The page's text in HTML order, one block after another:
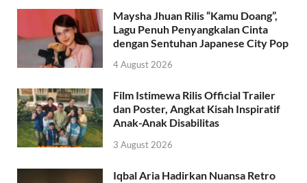
Maysha Jhuan Rilis “Kamu Doang”,
Lagu Penuh Penyangkalan Cinta
dengan Sentuhan Japanese City Pop
4 August 2026
Film Istimewa Rilis Official Trailer
dan Poster, Angkat Kisah Inspiratif
Anak-Anak Disabilitas
3 August 2026
Iqbal Aria Hadirkan Nuansa Retro